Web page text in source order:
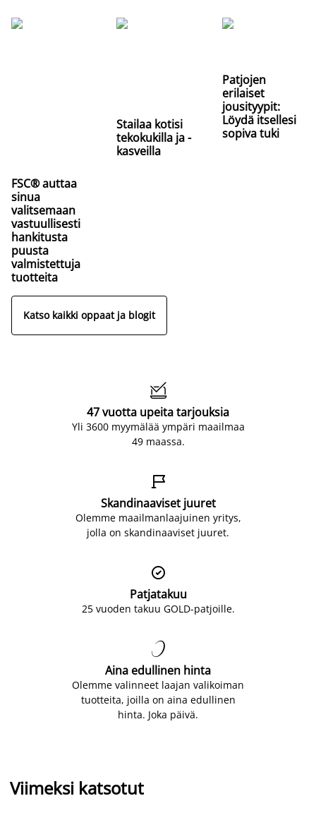
FSC® auttaa
sinua
valitsemaan
vastuullisesti
hankitusta
puusta
valmistettuja
tuotteita
Stailaa kotisi
tekokukilla ja -
kasveilla
Patjojen
erilaiset
jousityypit:
Löydä itsellesi
sopiva tuki
Katso kaikki oppaat ja blogit

47 vuotta upeita tarjouksia
Yli 3600 myymälää ympäri maailmaa
49 maassa.

Skandinaaviset juuret
Olemme maailmanlaajuinen yritys,
jolla on skandinaaviset juuret.

Patjatakuu
25 vuoden takuu GOLD-patjoille.

Aina edullinen hinta
Olemme valinneet laajan valikoiman
tuotteita, joilla on aina edullinen
hinta. Joka päivä.
Viimeksi katsotut